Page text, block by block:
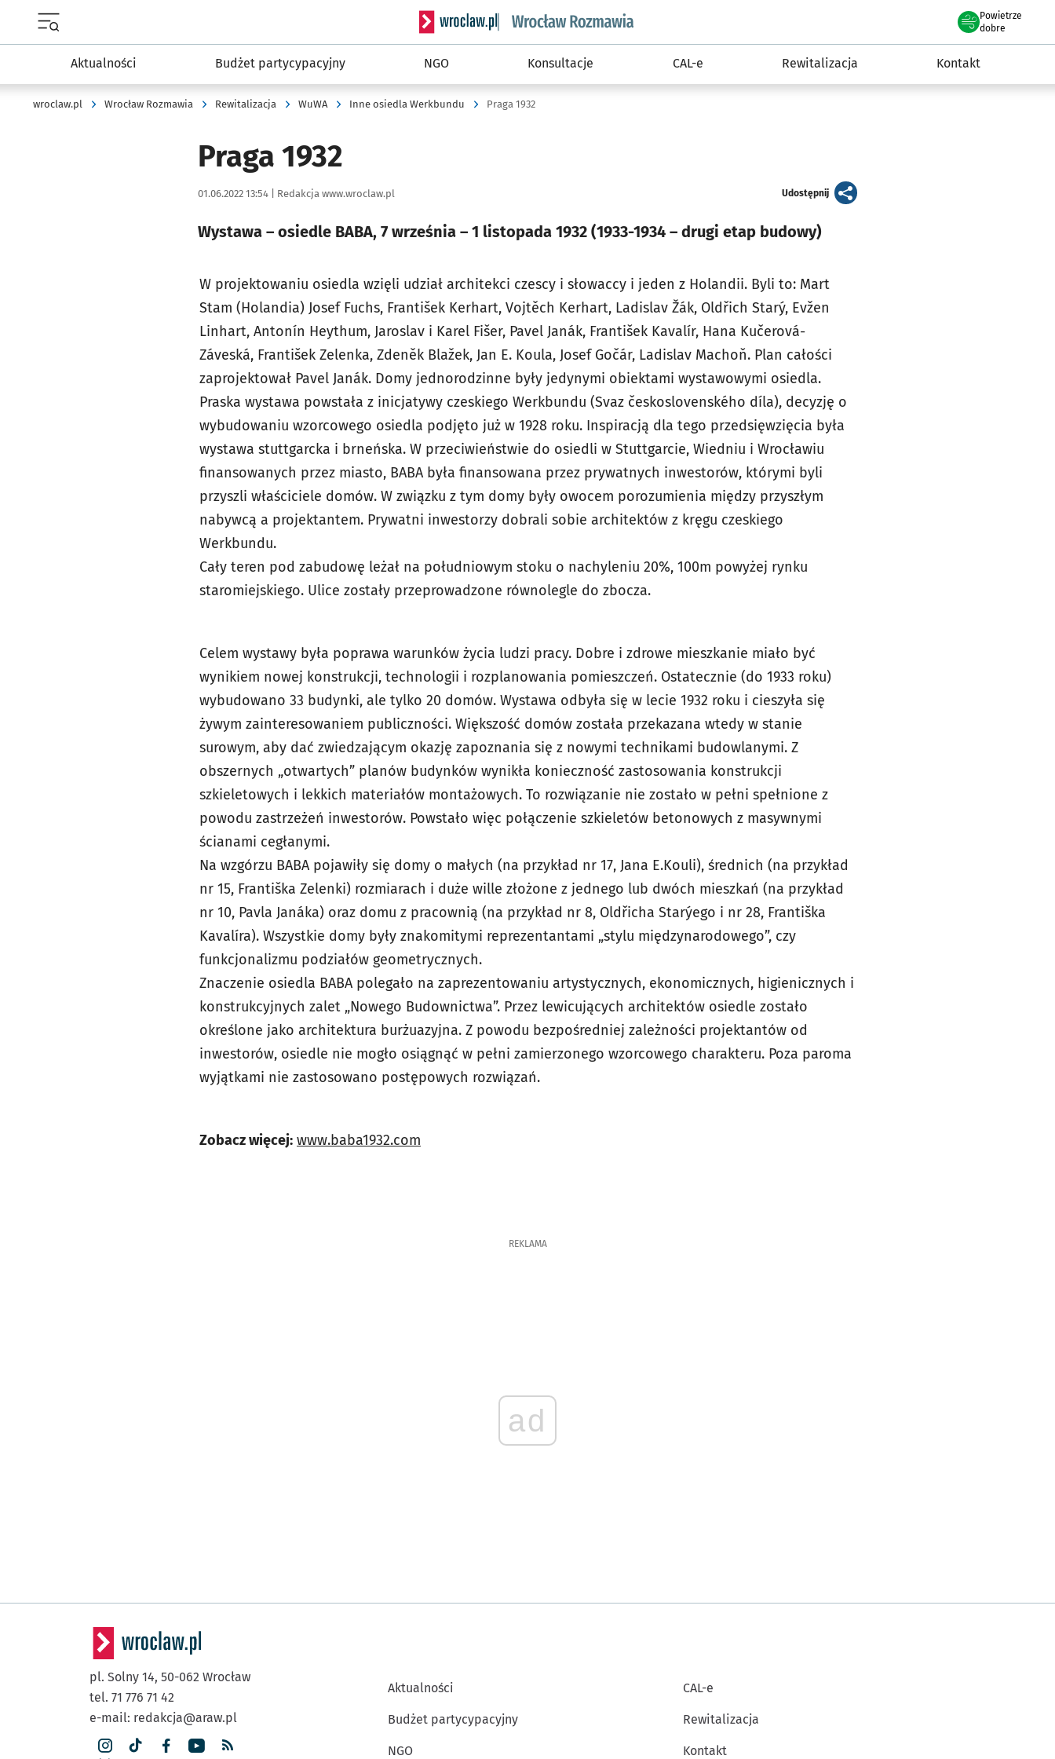
Serwis informacyjny wroclaw.pl podserwis: Rozmawia
Powietrze
we Wrocławiu
dobre
Aktualności Budżet partycypacyjny NGO Konsultacje CAL-e Rewitalizacja Kontakt
wroclaw.pl Wrocław Rozmawia Rewitalizacja WuWA Inne osiedla Werkbundu Praga 1932
Praga 1932
Data publikacji:
01.06.2022 13:54 | Autor:
Redakcja www.wroclaw.pl Udostępnijartykuł
Wystawa – osiedle BABA, 7 września – 1 listopada 1932 (1933-1934 – drugi etap budowy)
W projektowaniu osiedla wzięli udział architekci czescy i słowaccy i jeden z Holandii. Byli to: Mart
Stam (Holandia) Josef Fuchs, František Kerhart, Vojtěch Kerhart, Ladislav Žák, Oldřich Starý, Evžen
Linhart, Antonín Heythum, Jaroslav i Karel Fišer, Pavel Janák, František Kavalír, Hana Kučerová-
Záveská, František Zelenka, Zdeněk Blažek, Jan E. Koula, Josef Gočár, Ladislav Machoň. Plan całości
zaprojektował Pavel Janák. Domy jednorodzinne były jedynymi obiektami wystawowymi osiedla.
Praska wystawa powstała z inicjatywy czeskiego Werkbundu (Svaz československého díla), decyzję o
wybudowaniu wzorcowego osiedla podjęto już w 1928 roku. Inspiracją dla tego przedsięwzięcia była
wystawa stuttgarcka i brneńska. W przeciwieństwie do osiedli w Stuttgarcie, Wiedniu i Wrocławiu
finansowanych przez miasto, BABA była finansowana przez prywatnych inwestorów, którymi byli
przyszli właściciele domów. W związku z tym domy były owocem porozumienia między przyszłym
nabywcą a projektantem. Prywatni inwestorzy dobrali sobie architektów z kręgu czeskiego
Werkbundu.
Cały teren pod zabudowę leżał na południowym stoku o nachyleniu 20%, 100m powyżej rynku
staromiejskiego. Ulice zostały przeprowadzone równolegle do zbocza.
Celem wystawy była poprawa warunków życia ludzi pracy. Dobre i zdrowe mieszkanie miało być
wynikiem nowej konstrukcji, technologii i rozplanowania pomieszczeń. Ostatecznie (do 1933 roku)
wybudowano 33 budynki, ale tylko 20 domów. Wystawa odbyła się w lecie 1932 roku i cieszyła się
żywym zainteresowaniem publiczności. Większość domów została przekazana wtedy w stanie
surowym, aby dać zwiedzającym okazję zapoznania się z nowymi technikami budowlanymi. Z
obszernych „otwartych” planów budynków wynikła konieczność zastosowania konstrukcji
szkieletowych i lekkich materiałów montażowych. To rozwiązanie nie zostało w pełni spełnione z
powodu zastrzeżeń inwestorów. Powstało więc połączenie szkieletów betonowych z masywnymi
ścianami cegłanymi.
Na wzgórzu BABA pojawiły się domy o małych (na przykład nr 17, Jana E.Kouli), średnich (na przykład
nr 15, Františka Zelenki) rozmiarach i duże wille złożone z jednego lub dwóch mieszkań (na przykład
nr 10, Pavla Janáka) oraz domu z pracownią (na przykład nr 8, Oldřicha Starýego i nr 28, Františka
Kavalíra). Wszystkie domy były znakomitymi reprezentantami „stylu międzynarodowego”, czy
funkcjonalizmu podziałów geometrycznych.
Znaczenie osiedla BABA polegało na zaprezentowaniu artystycznych, ekonomicznych, higienicznych i
konstrukcyjnych zalet „Nowego Budownictwa”. Przez lewicujących architektów osiedle zostało
określone jako architektura burżuazyjna. Z powodu bezpośredniej zależności projektantów od
inwestorów, osiedle nie mogło osiągnąć w pełni zamierzonego wzorcowego charakteru. Poza paroma
wyjątkami nie zastosowano postępowych rozwiązań.
Zobacz więcej: www.baba1932.com
REKLAMA
ad
pl. Solny 14, 50-062 Wrocław
tel. 71 776 71 42
e-mail: redakcja@araw.pl
Aktualności
Budżet partycypacyjny
NGO
CAL-e
Rewitalizacja
Kontakt